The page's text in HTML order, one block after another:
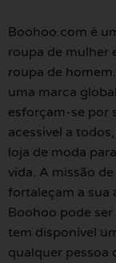
Boohoo.com é
roupa de mulher
roupa de
uma marca
esforçam-se por
acessível a
loja de moda
vida. A missão
fortaleçam a sua
Boohoo pode
tem disponível
qualquer pessoa